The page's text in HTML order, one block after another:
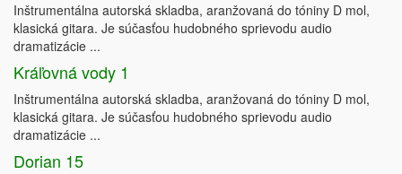
Inštrumentálna autorská skladba, aranžovaná do tóniny D mol,
klasická gitara. Je súčasťou hudobného sprievodu audio
dramatizácie ...
Kráľovná vody 1
Inštrumentálna autorská skladba, aranžovaná do tóniny D mol,
klasická gitara. Je súčasťou hudobného sprievodu audio
dramatizácie ...
Dorian 15